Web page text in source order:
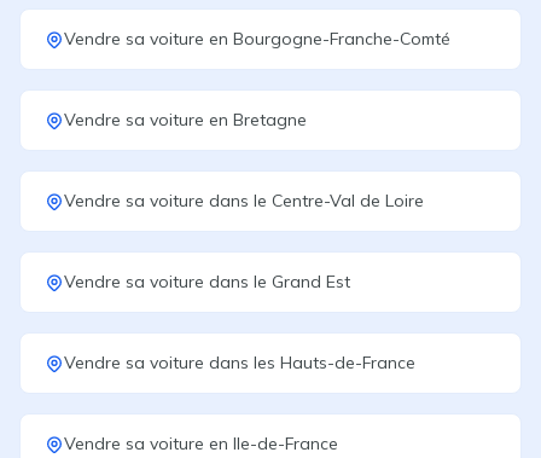
Vendre sa voiture en Bourgogne-Franche-Comté
Vendre sa voiture en Bretagne
Vendre sa voiture dans le Centre-Val de Loire
Vendre sa voiture dans le Grand Est
Vendre sa voiture dans les Hauts-de-France
Vendre sa voiture en Ile-de-France